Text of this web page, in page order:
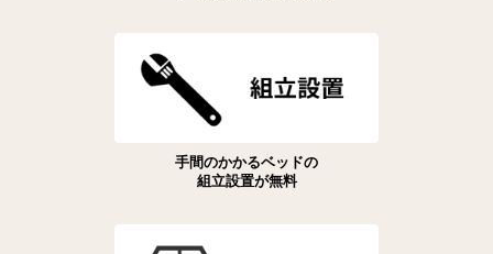
手間のかかるベッドの
組立設置が無料